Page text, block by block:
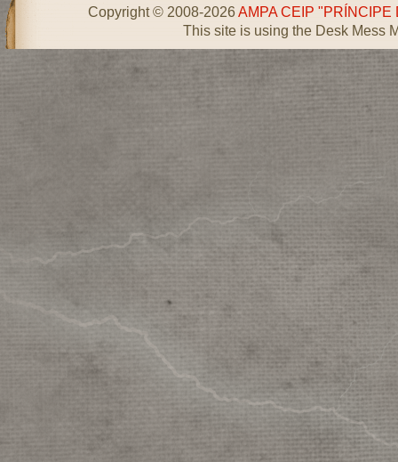
Copyright © 2008-2026AMPA CEIP "PRÍNCIPE
This site is using the Desk Mess